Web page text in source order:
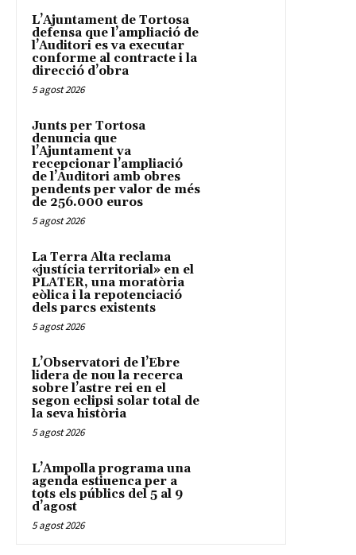
L’Ajuntament de Tortosa
defensa que l’ampliació de
l’Auditori es va executar
conforme al contracte i la
direcció d’obra
5 agost 2026
Junts per Tortosa
denuncia que
l’Ajuntament va
recepcionar l’ampliació
de l’Auditori amb obres
pendents per valor de més
de 256.000 euros
5 agost 2026
La Terra Alta reclama
«justícia territorial» en el
PLATER, una moratòria
eòlica i la repotenciació
dels parcs existents
5 agost 2026
L’Observatori de l’Ebre
lidera de nou la recerca
sobre l’astre rei en el
segon eclipsi solar total de
la seva història
5 agost 2026
L’Ampolla programa una
agenda estiuenca per a
tots els públics del 5 al 9
d’agost
5 agost 2026